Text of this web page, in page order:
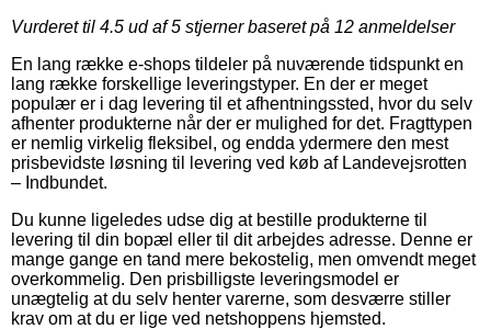
Vurderet til 4.5 ud af 5 stjerner baseret på 12 anmeldelser
En lang række e-shops tildeler på nuværende tidspunkt en
lang række forskellige leveringstyper. En der er meget
populær er i dag levering til et afhentningssted, hvor du selv
afhenter produkterne når der er mulighed for det. Fragttypen
er nemlig virkelig fleksibel, og endda ydermere den mest
prisbevidste løsning til levering ved køb af Landevejsrotten
– Indbundet.
Du kunne ligeledes udse dig at bestille produkterne til
levering til din bopæl eller til dit arbejdes adresse. Denne er
mange gange en tand mere bekostelig, men omvendt meget
overkommelig. Den prisbilligste leveringsmodel er
unægtelig at du selv henter varerne, som desværre stiller
krav om at du er lige ved netshoppens hjemsted.